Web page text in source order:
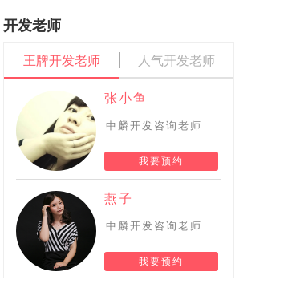
开发老师
王牌开发老师 人气开发老师
张小鱼
中麟开发咨询老师
我要预约
燕子
中麟开发咨询老师
我要预约